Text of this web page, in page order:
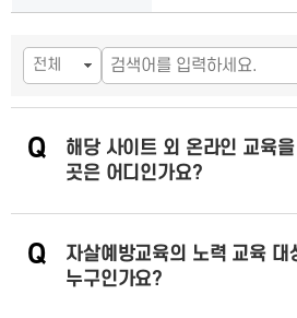
Q
해당 사이트 외 온라인 교육
곳은 어디인가요?
Q
자살예방교육의 노력 교육 대
누구인가요?